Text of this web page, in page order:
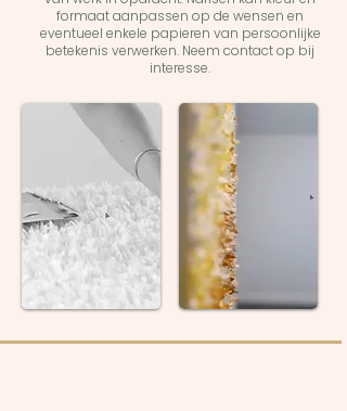
formaat aanpassen op de wensen en
eventueel enkele papieren van persoonlijke
betekenis verwerken. Neem contact op bij
interesse.